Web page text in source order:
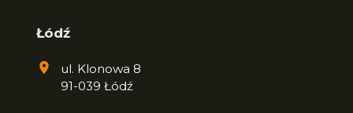
Łódź
ul. Klonowa 8
91-039 Łódź